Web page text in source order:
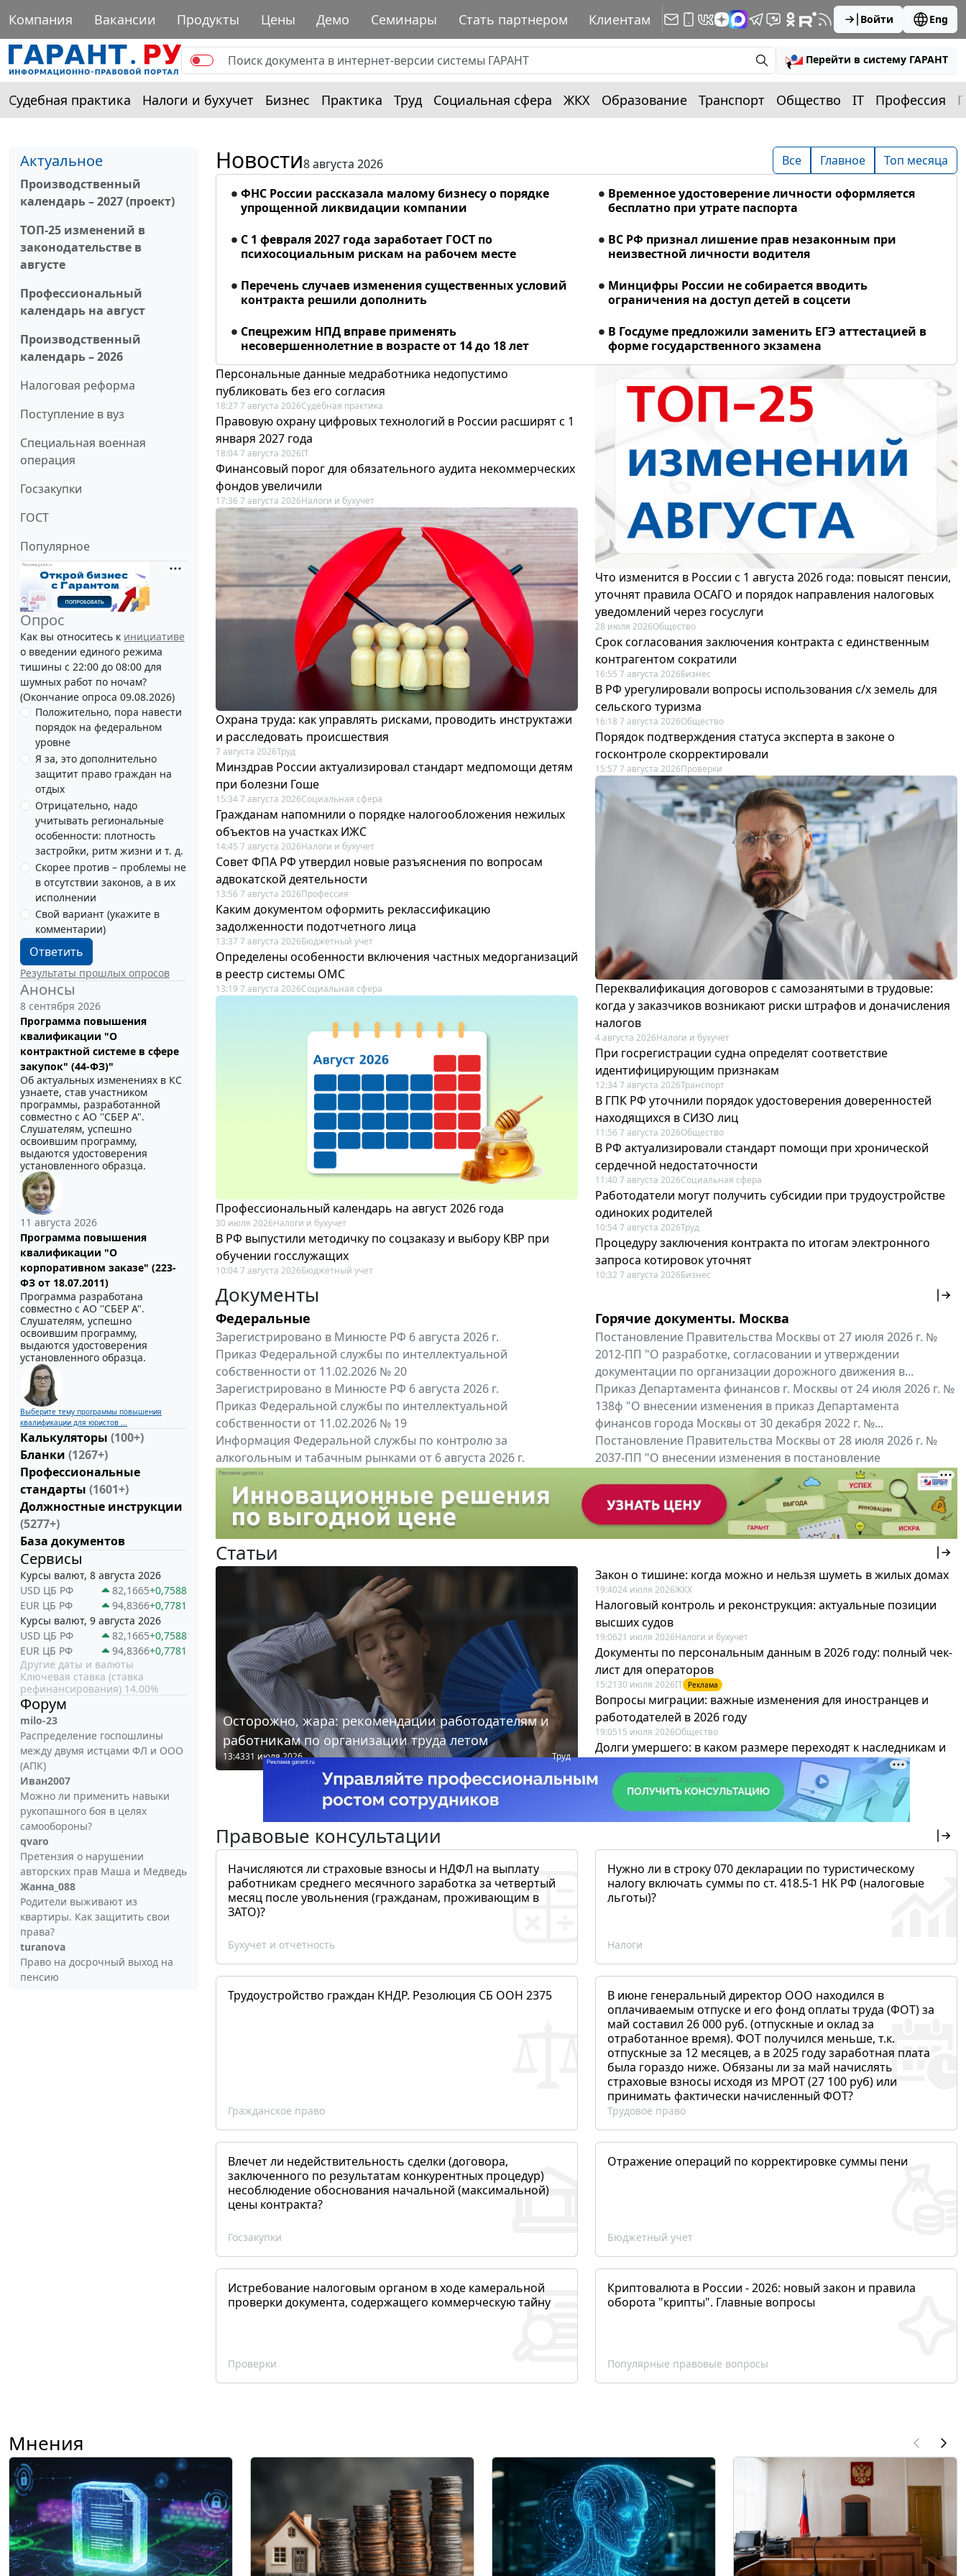
Компания Вакансии Продукты Цены Демо Семинары Стать партнером Клиентам Войти Eng
Перейти в систему ГАРАНТ
Судебная практика Налоги и бухучет Бизнес Практика Труд Социальная сфера ЖКХ Образование Транспорт Общество IT Профессия
Актуальное
Производственный
календарь – 2027 (проект)
ТОП-25 изменений в
законодательстве в
августе
Профессиональный
календарь на август
Производственный
календарь – 2026
Налоговая реформа
Поступление в вуз
Специальная военная
операция
Госзакупки
ГОСТ
Популярное
Опрос
Как вы относитесь к инициативе
о введении единого режима
тишины с 22:00 до 08:00 для
шумных работ по ночам?
(Окончание опроса 09.08.2026)
Положительно, пора навести
порядок на федеральном
уровне
Я за, это дополнительно
защитит право граждан на
отдых
Отрицательно, надо
учитывать региональные
особенности: плотность
застройки, ритм жизни и т. д.
Скорее против – проблемы не
в отсутствии законов, а в их
исполнении
Свой вариант (укажите в
комментарии)
Ответить
Результаты прошлых опросов
Анонсы
8 сентября 2026
Программа повышения
квалификации "О
контрактной системе в сфере
закупок" (44-ФЗ)"
Об актуальных изменениях в КС
узнаете, став участником
программы, разработанной
совместно с АО ''СБЕР А".
Слушателям, успешно
освоившим программу,
выдаются удостоверения
установленного образца.
11 августа 2026
Программа повышения
квалификации "О
корпоративном заказе" (223-
ФЗ от 18.07.2011)
Программа разработана
совместно с АО ''СБЕР А".
Слушателям, успешно
освоившим программу,
выдаются удостоверения
установленного образца.
Выберите тему программы повышения
квалификации для юристов ...
Калькуляторы (100+)
Бланки (1267+)
Профессиональные
стандарты (1601+)
Должностные инструкции
(5277+)
База документов
Сервисы
Курсы валют, 8 августа 2026
USD ЦБ РФ
82,1665+0,7588
EUR ЦБ РФ
94,8366+0,7781
Курсы валют, 9 августа 2026
USD ЦБ РФ
82,1665+0,7588
EUR ЦБ РФ
94,8366+0,7781
Другие даты и валюты
Ключевая ставка (ставка
рефинансирования) 14.00%
Форум
milo-23
Распределение госпошлины
между двумя истцами ФЛ и ООО
(АПК)
Иван2007
Можно ли применить навыки
рукопашного боя в целях
самообороны?
qvaro
Претензия о нарушении
авторских прав Маша и Медведь
Жанна_088
Родители выживают из
квартиры. Как защитить свои
права?
turanova
Право на досрочный выход на
пенсию
Новости8 августа 2026 Все Главное Топ месяца
ФНС России рассказала малому бизнесу о порядке
упрощенной ликвидации компании
Временное удостоверение личности оформляется
бесплатно при утрате паспорта
С 1 февраля 2027 года заработает ГОСТ по
психосоциальным рискам на рабочем месте
ВС РФ признал лишение прав незаконным при
неизвестной личности водителя
Перечень случаев изменения существенных условий
контракта решили дополнить
Минцифры России не собирается вводить
ограничения на доступ детей в соцсети
Спецрежим НПД вправе применять
несовершеннолетние в возрасте от 14 до 18 лет
В Госдуме предложили заменить ЕГЭ аттестацией в
форме государственного экзамена
Персональные данные медработника недопустимо
публиковать без его согласия
18:27 7 августа 2026Судебная практика
Правовую охрану цифровых технологий в России расширят с 1
января 2027 года
18:04 7 августа 2026IT
Финансовый порог для обязательного аудита некоммерческих
фондов увеличили
17:36 7 августа 2026Налоги и бухучет
Охрана труда: как управлять рисками, проводить инструктажи
и расследовать происшествия
7 августа 2026Труд
Минздрав России актуализировал стандарт медпомощи детям
при болезни Гоше
15:34 7 августа 2026Социальная сфера
Гражданам напомнили о порядке налогообложения нежилых
объектов на участках ИЖС
14:45 7 августа 2026Налоги и бухучет
Совет ФПА РФ утвердил новые разъяснения по вопросам
адвокатской деятельности
13:56 7 августа 2026Профессия
Каким документом оформить реклассификацию
задолженности подотчетного лица
13:37 7 августа 2026Бюджетный учет
Определены особенности включения частных медорганизаций
в реестр системы ОМС
13:19 7 августа 2026Социальная сфера
Профессиональный календарь на август 2026 года
30 июля 2026Налоги и бухучет
В РФ выпустили методичку по соцзаказу и выбору КВР при
обучении госслужащих
10:04 7 августа 2026Бюджетный учет
Что изменится в России с 1 августа 2026 года: повысят пенсии,
уточнят правила ОСАГО и порядок направления налоговых
уведомлений через госуслуги
28 июля 2026Общество
Срок согласования заключения контракта с единственным
контрагентом сократили
16:55 7 августа 2026Бизнес
В РФ урегулировали вопросы использования с/х земель для
сельского туризма
16:18 7 августа 2026Общество
Порядок подтверждения статуса эксперта в законе о
госконтроле скорректировали
15:57 7 августа 2026Проверки
Переквалификация договоров с самозанятыми в трудовые:
когда у заказчиков возникают риски штрафов и доначисления
налогов
4 августа 2026Налоги и бухучет
При госрегистрации судна определят соответствие
идентифицирующим признакам
12:34 7 августа 2026Транспорт
В ГПК РФ уточнили порядок удостоверения доверенностей
находящихся в СИЗО лиц
11:56 7 августа 2026Общество
В РФ актуализировали стандарт помощи при хронической
сердечной недостаточности
11:40 7 августа 2026Социальная сфера
Работодатели могут получить субсидии при трудоустройстве
одиноких родителей
10:54 7 августа 2026Труд
Процедуру заключения контракта по итогам электронного
запроса котировок уточнят
10:32 7 августа 2026Бизнес
Документы
Федеральные
Зарегистрировано в Минюсте РФ 6 августа 2026 г.
Приказ Федеральной службы по интеллектуальной
собственности от 11.02.2026 № 20
Зарегистрировано в Минюсте РФ 6 августа 2026 г.
Приказ Федеральной службы по интеллектуальной
собственности от 11.02.2026 № 19
Информация Федеральной службы по контролю за
алкогольным и табачным рынками от 6 августа 2026 г.
"Вниманию производителей и импортёров алкогольной...
Все федеральные документы
Горячие документы. Москва
Постановление Правительства Москвы от 27 июля 2026 г. №
2012-ПП "О разработке, согласовании и утверждении
документации по организации дорожного движения в...
Приказ Департамента финансов г. Москвы от 24 июля 2026 г. №
138ф "О внесении изменения в приказ Департамента
финансов города Москвы от 30 декабря 2022 г. №...
Постановление Правительства Москвы от 28 июля 2026 г. №
2037-ПП "О внесении изменения в постановление
Правительства Москвы от 26 июля 2011 г. № 334-ПП"
Все региональные документы Мой регион ...
Статьи
Осторожно, жара: рекомендации работодателям и
работникам по организации труда летом
13:4331 июля 2026 Труд
Закон о тишине: когда можно и нельзя шуметь в жилых домах
19:4024 июля 2026ЖКХ
Налоговый контроль и реконструкция: актуальные позиции
высших судов
19:0621 июля 2026Налоги и бухучет
Документы по персональным данным в 2026 году: полный чек-
лист для операторов
15:21 30 июля 2026IT Реклама
Вопросы миграции: важные изменения для иностранцев и
работодателей в 2026 году
19:0515 июля 2026Общество
Долги умершего: в каком размере переходят к наследникам и
19:4317 июля 2026 Общество
Правовые консультации
Начисляются ли страховые взносы и НДФЛ на выплату
работникам среднего месячного заработка за четвертый
месяц после увольнения (гражданам, проживающим в
ЗАТО)?
Бухучет и отчетность
Нужно ли в строку 070 декларации по туристическому
налогу включать суммы по ст. 418.5-1 НК РФ (налоговые
льготы)?
Налоги
Трудоустройство граждан КНДР. Резолюция СБ ООН 2375
Гражданское право
В июне генеральный директор ООО находился в
оплачиваемым отпуске и его фонд оплаты труда (ФОТ) за
май составил 26 000 руб. (отпускные и оклад за
отработанное время). ФОТ получился меньше, т.к.
отпускные за 12 месяцев, а в 2025 году заработная плата
была гораздо ниже. Обязаны ли за май начислять
страховые взносы исходя из МРОТ (27 100 руб) или
принимать фактически начисленный ФОТ?
Трудовое право
Влечет ли недействительность сделки (договора,
заключенного по результатам конкурентных процедур)
несоблюдение обоснования начальной (максимальной)
цены контракта?
Госзакупки
Отражение операций по корректировке суммы пени
Бюджетный учет
Истребование налоговым органом в ходе камеральной
проверки документа, содержащего коммерческую тайну
Проверки
Криптовалюта в России - 2026: новый закон и правила
оборота "крипты". Главные вопросы
Популярные правовые вопросы
Мнения